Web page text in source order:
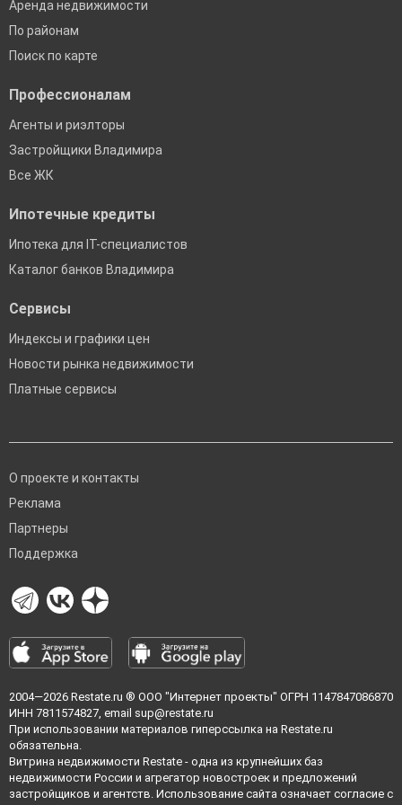
Аренда недвижимости
По районам
Поиск по карте
Профессионалам
Агенты и риэлторы
Застройщики Владимира
Все ЖК
Ипотечные кредиты
Ипотека для IT-специалистов
Каталог банков Владимира
Сервисы
Индексы и графики цен
Новости рынка недвижимости
Платные сервисы
О проекте и контакты
Реклама
Партнеры
Поддержка
2004—2026 Restate.ru ® ООО "Интернет проекты" ОГРН 1147847086870
ИНН 7811574827, email sup@restate.ru
При использовании материалов гиперссылка на Restate.ru
обязательна.
Витрина недвижимости Restate - одна из крупнейших баз
недвижимости России и агрегатор новостроек и предложений
застройщиков и агентств. Использование сайта означает согласие с